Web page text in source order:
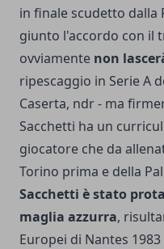
in finale scudetto dalla
giunto l'accordo con il
ovviamente non
ripescaggio in Serie A
Caserta, ndr - ma
Sacchetti ha un
giocatore che da
Torino prima e della
Sacchetti è stato
maglia azzurra,
Europei di Nantes